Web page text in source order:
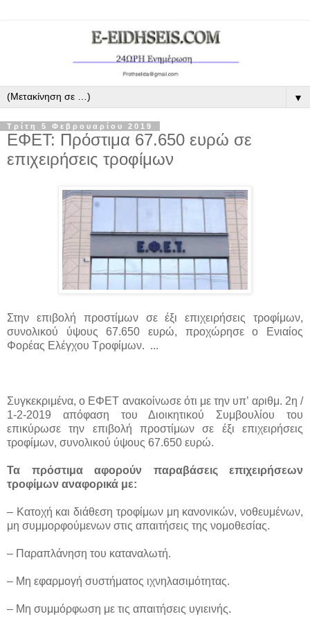
▼
Τρίτη 5 Φεβρουαρίου 2019
ΕΦΕΤ: Πρόστιμα 67.650 ευρώ σε
επιχειρήσεις τροφίμων
Στην επιβολή προστίμων σε έξι επιχειρήσεις τροφίμων,
συνολικού ύψους 67.650 ευρώ, προχώρησε ο Ενιαίος
Φορέας Ελέγχου Τροφίμων. ...
Συγκεκριμένα, ο ΕΦΕΤ ανακοίνωσε ότι με την υπ’ αριθμ. 2η /
1-2-2019 απόφαση του Διοικητικού Συμβουλίου του
επικύρωσε την επιβολή προστίμων σε έξι επιχειρήσεις
τροφίμων, συνολικού ύψους 67.650 ευρώ.
Τα πρόστιμα αφορούν παραβάσεις επιχειρήσεων
τροφίμων αναφορικά με:
– Κατοχή και διάθεση τροφίμων μη κανονικών, νοθευμένων,
μη συμμορφούμενων στις απαιτήσεις της νομοθεσίας.
– Παραπλάνηση του καταναλωτή.
– Μη εφαρμογή συστήματος ιχνηλασιμότητας.
– Μη συμμόρφωση με τις απαιτήσεις υγιεινής.